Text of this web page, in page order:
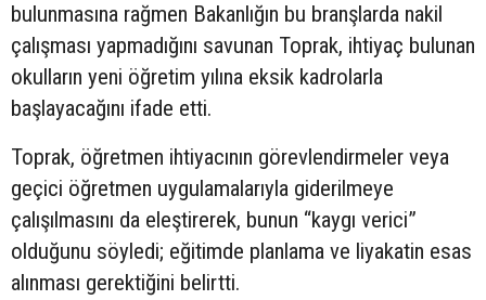
bulunmasına rağmen Bakanlığın bu branşlarda nakil
çalışması yapmadığını savunan Toprak, ihtiyaç bulunan
okulların yeni öğretim yılına eksik kadrolarla
başlayacağını ifade etti.
Toprak, öğretmen ihtiyacının görevlendirmeler veya
geçici öğretmen uygulamalarıyla giderilmeye
çalışılmasını da eleştirerek, bunun “kaygı verici”
olduğunu söyledi; eğitimde planlama ve liyakatin esas
alınması gerektiğini belirtti.